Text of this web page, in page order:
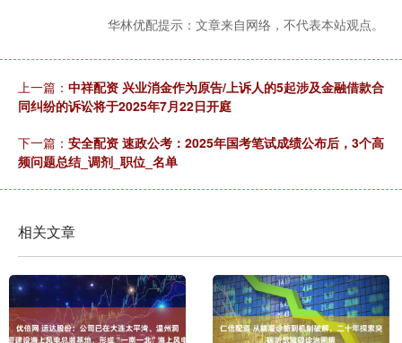
华林优配提示：文章来自网络，不代表本站观点。
上一篇： 中祥配资 兴业消金作为原告/上诉人的5起涉及金融借款合
同纠纷的诉讼将于2025年7月22日开庭
下一篇： 安全配资 速政公考：2025年国考笔试成绩公布后，3个高
频问题总结_调剂_职位_名单
相关文章